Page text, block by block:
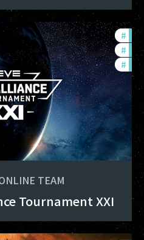
# pvp
#
#
TEAM
Tournament XXI